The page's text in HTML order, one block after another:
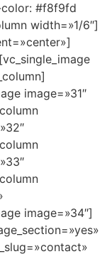
#f8f9fd
width=»1/6″]
image=»31″
image=»34″]